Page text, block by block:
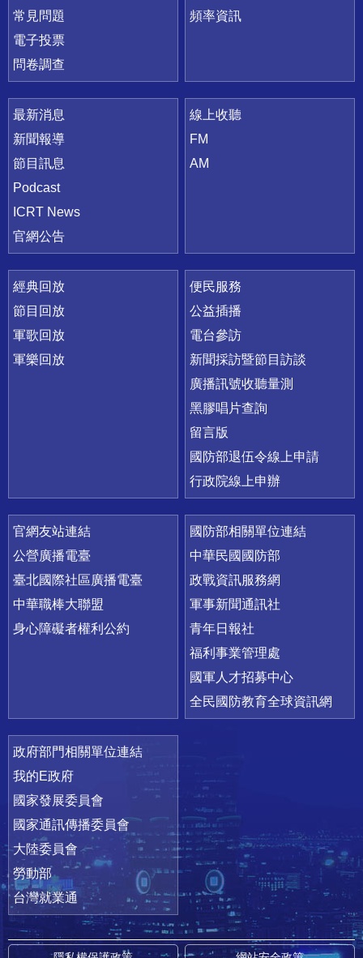
常見問題
電子投票
問卷調查
頻率資訊
最新消息
新聞報導
節目訊息
Podcast
ICRT News
官網公告
線上收聽
FM
AM
經典回放
節目回放
軍歌回放
軍樂回放
便民服務
公益插播
電台參訪
新聞採訪暨節目訪談
廣播訊號收聽量測
黑膠唱片查詢
留言版
國防部退伍令線上申請
行政院線上申辦
官網友站連結
公營廣播電臺
臺北國際社區廣播電臺
中華職棒大聯盟
身心障礙者權利公約
國防部相關單位連結
中華民國國防部
政戰資訊服務網
軍事新聞通訊社
青年日報社
福利事業管理處
國軍人才招募中心
全民國防教育全球資訊網
政府部門相關單位連結
我的E政府
國家發展委員會
國家通訊傳播委員會
大陸委員會
勞動部
台灣就業通